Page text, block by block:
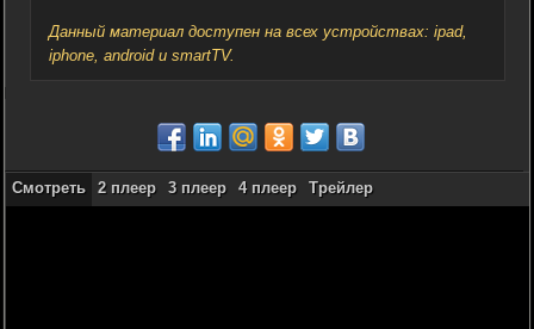
Данный материал доступен на всех устройствах: ipad,
iphone, android и smartTV.
Смотреть 2 плеер 3 плеер 4 плеер Трейлер